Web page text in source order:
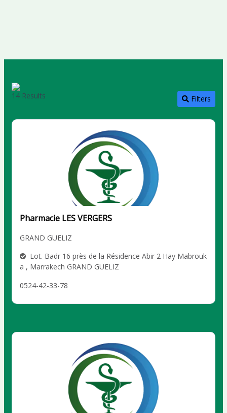
14 Results Filters
Pharmacie LES VERGERS
GRAND GUELIZ
Lot. Badr 16 près de la Résidence Abir 2 Hay Mabrouk
a , Marrakech GRAND GUELIZ
0524-42-33-78